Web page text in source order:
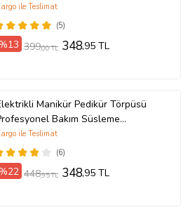
(5)
ile Teslimat
%13 399,00 TL 348,95 TL
Manikür Pedikür Törpüsü
Bakım Süsleme
Tırnak Törpü Makinesi
(6)
ile Teslimat
%22 448,95 TL 348,95 TL